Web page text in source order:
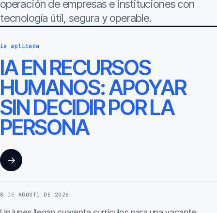
operación de empresas e instituciones con
tecnología útil, segura y operable.
ia aplicada
IA EN RECURSOS
HUMANOS: APOYAR
SIN DECIDIR POR LA
PERSONA
→
8 DE AGOSTO DE 2026